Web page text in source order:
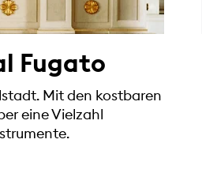
Fugato
Mit den kostbaren
eine Vielzahl